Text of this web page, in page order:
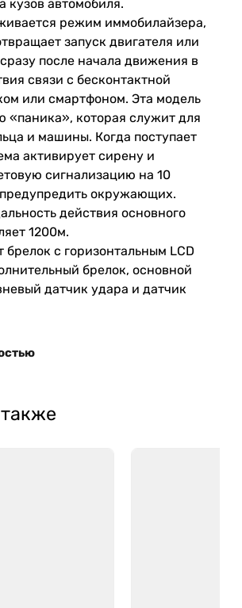
кузов автомобиля.
режим иммобилайзера,
запуск двигателя или
после начала движения в
связи с бесконтактной
или смартфоном. Эта модель
«паника», которая служит для
и машины. Когда поступает
активирует сирену и
сигнализацию на 10
окружающих.
действия основного
1200м.
брелок с горизонтальным LCD
брелок, основной
датчик удара и датчик